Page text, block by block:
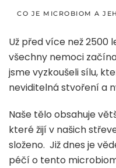
CO JE MICROBIOM A
Už před více než 2500
všechny nemoci
jsme vyzkoušeli sílu,
neviditelná stvoření a
Naše tělo obsahuje
které žijí v našich
složeno. Již dnes je
péčí o tento